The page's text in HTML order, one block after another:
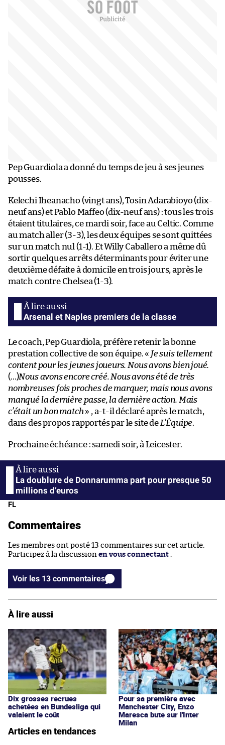
Pep Guardiola a donné du temps de jeu à ses jeunes
pousses.
Kelechi Iheanacho (vingt ans), Tosin Adarabioyo (dix-
neuf ans) et Pablo Maffeo (dix-neuf ans) : tous les trois
étaient titulaires, ce mardi soir, face au Celtic. Comme
au match aller (3-3), les deux équipes se sont quittées
sur un match nul (1-1). Et Willy Caballero a même dû
sortir quelques arrêts déterminants pour éviter une
deuxième défaite à domicile en trois jours, après le
match contre Chelsea (1-3).
Arsenal et Naples premiers de la classe
Le coach, Pep Guardiola, préfère retenir la bonne
prestation collective de son équipe. « Je suis tellement
content pour les jeunes joueurs. Nous avons bien joué.
(…)Nous avons encore créé. Nous avons été de très
nombreuses fois proches de marquer, mais nous avons
manqué la dernière passe, la dernière action. Mais
c’était un bon match » , a-t-il déclaré après le match,
dans des propos rapportés par le site de L’Équipe.
Prochaine échéance : samedi soir, à Leicester.
La doublure de Donnarumma part pour presque 50
millions d’euros
FL
Commentaires
Les membres ont posté 13 commentaires sur cet article.
Participez à la discussion en vous connectant .
Voir les 13 commentaires
À lire aussi
Dix grosses recrues
achetées en Bundesliga qui
valaient le coût
Pour sa première avec
Manchester City, Enzo
Maresca bute sur l'Inter
Milan
Articles en tendances